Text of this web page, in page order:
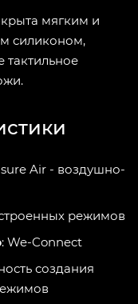
мягким и
силиконом,
тактильное
Air - воздушно-
режимов
: We-Connect
создания